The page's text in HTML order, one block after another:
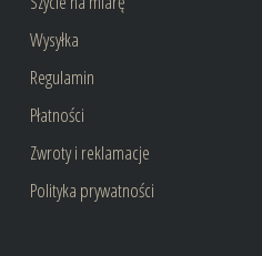
Wysyłka
Regulamin
Płatności
Zwroty i reklamacje
Polityka prywatności